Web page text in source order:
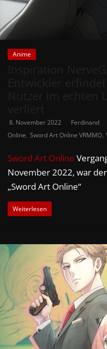
Anime
8. November 2022 Ferdinand
Online, Sword Art Online VRMMO,
Sword Art Online
November 2022, war
„Sword Art Online“
Weiterlesen